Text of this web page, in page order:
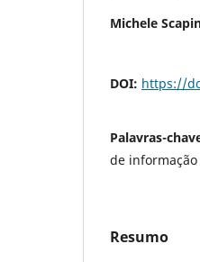
Michele
DOI: https://
Palavras-
de
Resumo